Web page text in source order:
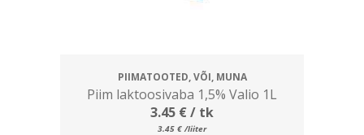
PIIMATOOTED, VÕI, MUNA
Piim laktoosivaba 1,5% Valio 1L
3.45 €/ tk
3.45 € /liiter